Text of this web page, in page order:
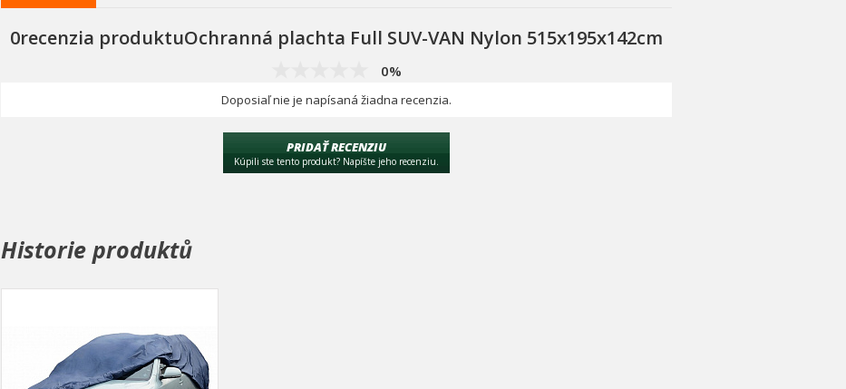
0recenzia produktuOchranná plachta Full SUV-VAN Nylon 515x195x142cm
0%
Doposiaľ nie je napísaná žiadna recenzia.
PRIDAŤ RECENZIU
Kúpili ste tento produkt? Napíšte jeho recenziu.
Historie produktů